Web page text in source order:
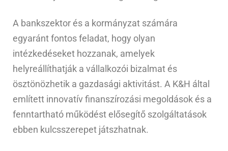
A bankszektor és a kormányzat számára
egyaránt fontos feladat, hogy olyan
intézkedéseket hozzanak, amelyek
helyreállíthatják a vállalkozói bizalmat és
ösztönözhetik a gazdasági aktivitást. A K&H által
említett innovatív finanszírozási megoldások és a
fenntartható működést elősegítő szolgáltatások
ebben kulcsszerepet játszhatnak.